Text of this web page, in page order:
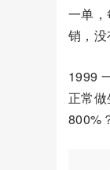
一单
销，没
1999
正常
800%